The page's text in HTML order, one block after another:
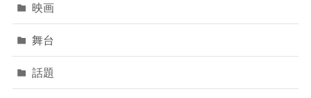
映画
舞台
話題